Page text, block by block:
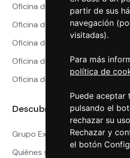
partir de sus
navegación
visitadas).
Para más
política de
Puede aceptar
pulsando el
rechazar su
Rechazar y
el botón
Oficina de Cambio en Madrid
Oficina de Cambio en Málaga
Oficina de Cambio en Marbella
Oficina de Cambio en Sevilla
Oficina de Cambio en Valencia
Descubre más
Grupo Exact
Quiénes somos